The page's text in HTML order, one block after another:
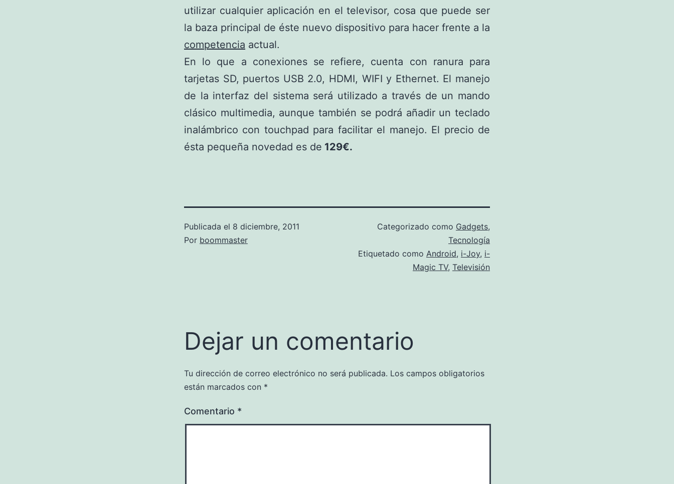
utilizar cualquier aplicación en el televisor, cosa que puede ser
la baza principal de éste nuevo dispositivo para hacer frente a la
competencia actual.
En lo que a conexiones se refiere, cuenta con ranura para
tarjetas SD, puertos USB 2.0, HDMI, WIFI y Ethernet. El manejo
de la interfaz del sistema será utilizado a través de un mando
clásico multimedia, aunque también se podrá añadir un teclado
inalámbrico con touchpad para facilitar el manejo. El precio de
ésta pequeña novedad es de 129€.
Publicada el 8 diciembre, 2011
Por boommaster
Categorizado como Gadgets,
Tecnología
Etiquetado como Android, i-Joy, i-
Magic TV, Televisión
Dejar un comentario
Tu dirección de correo electrónico no será publicada. Los campos obligatorios
están marcados con *
Comentario *